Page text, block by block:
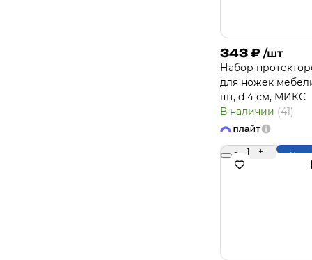
343 ₽ /шт
Набор
для ножек
шт, d 4 см, МИКС
В наличии (41)
- 1 +